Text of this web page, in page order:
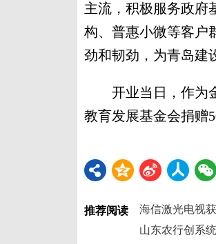
主流，积极服务政府
构、普惠小微等客户
劲和韧劲，为青岛建
开业当日，作为金
教育发展基金会捐赠
推荐阅读
海信激光电视
山东农行创系